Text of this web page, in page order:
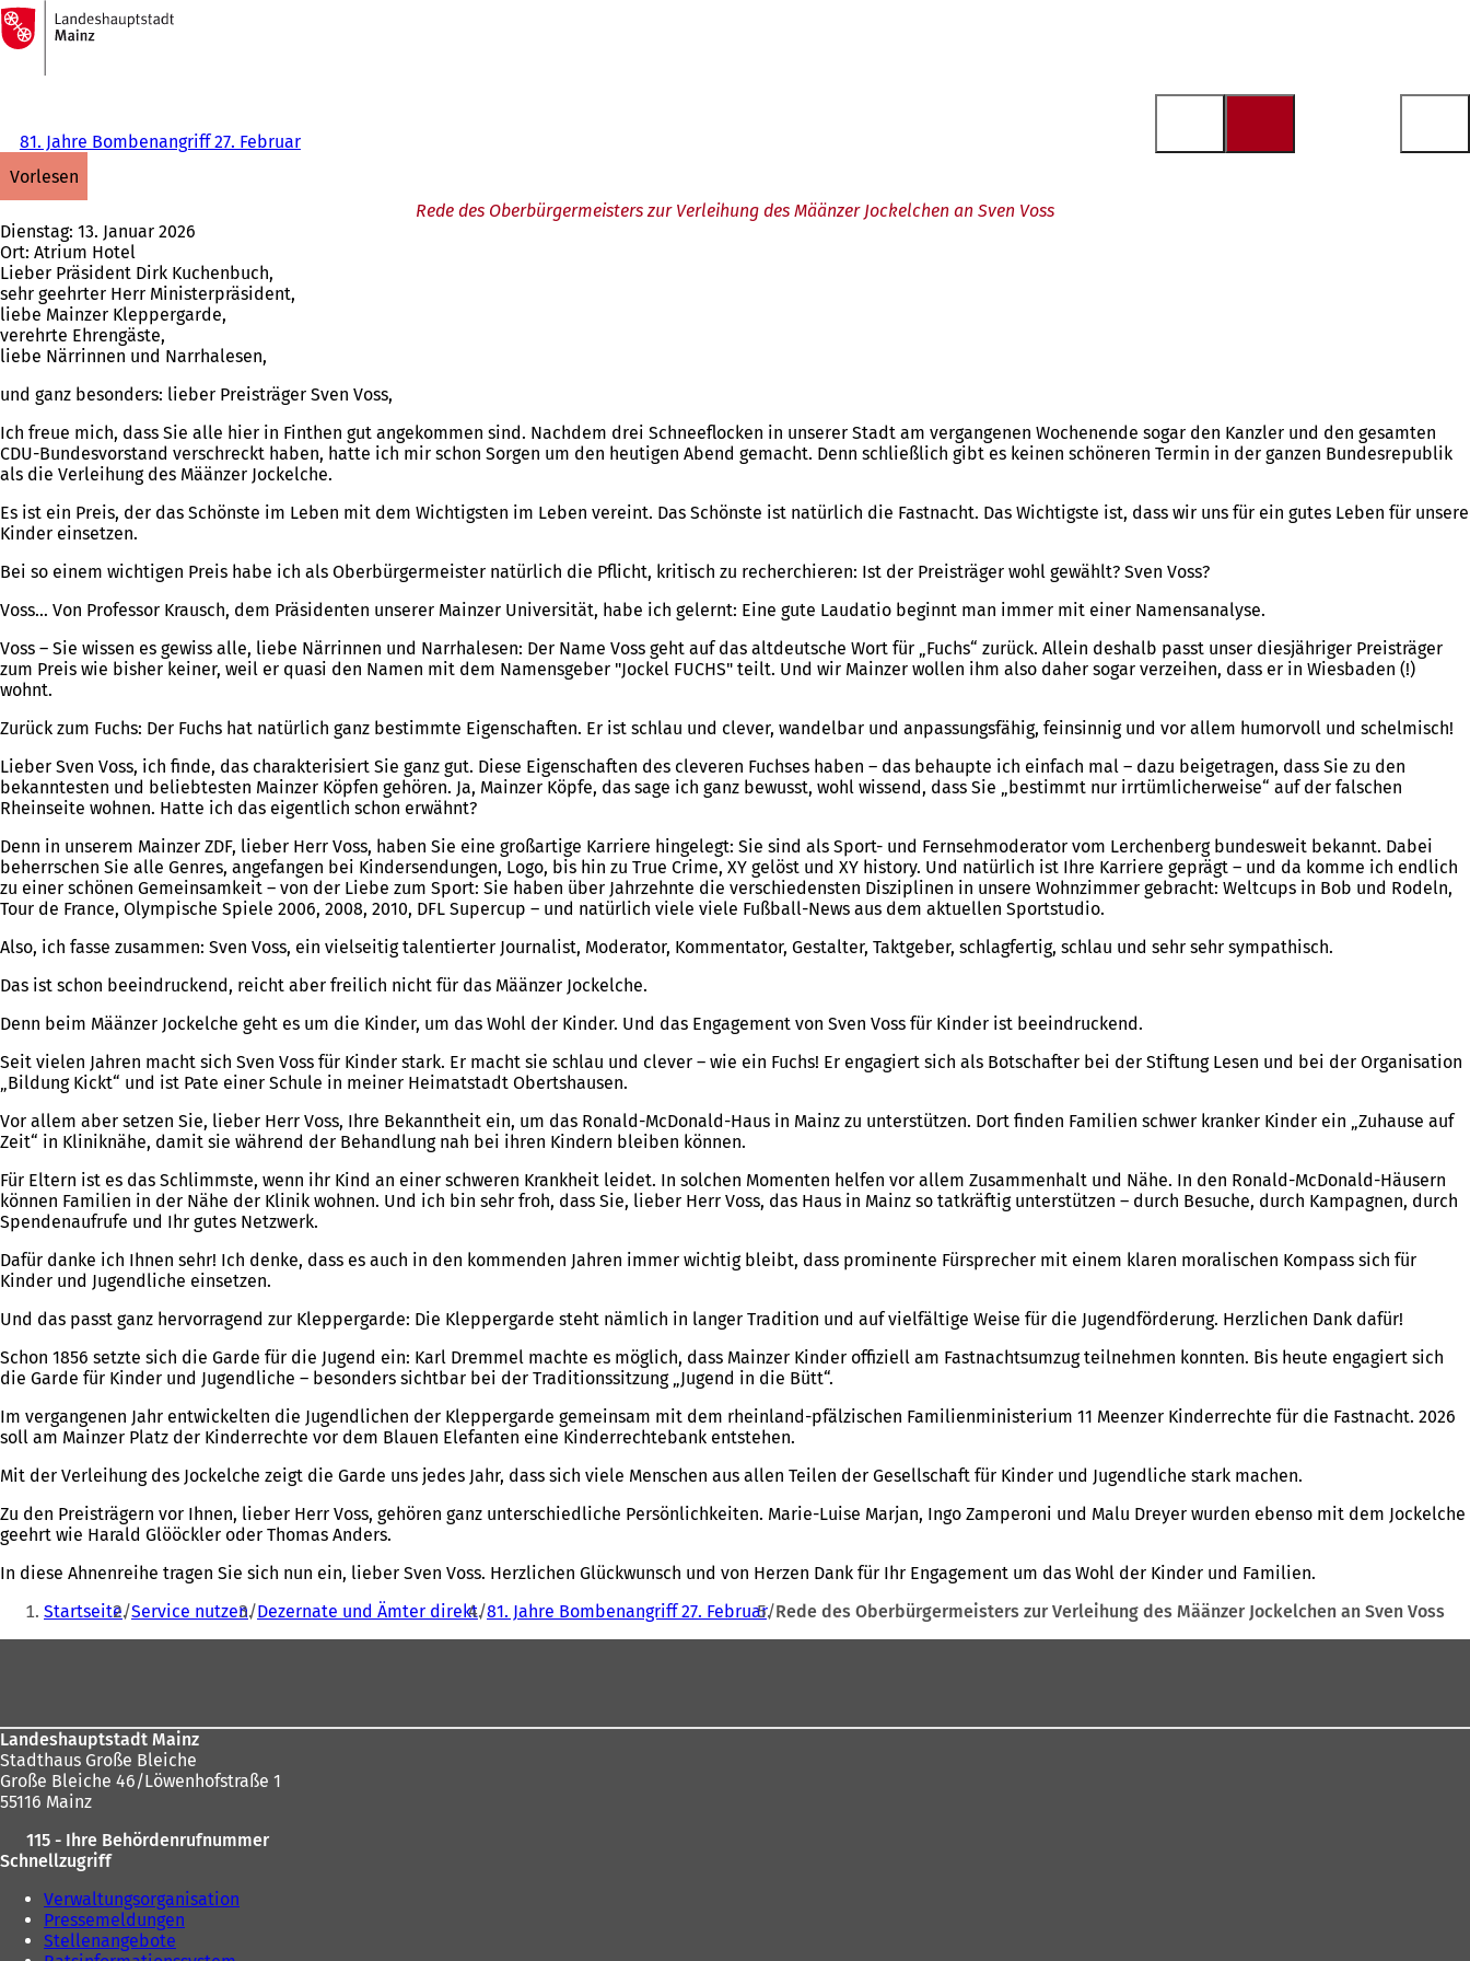
Inhalt anspringen
Zur
Startseite
81. Jahre Bombenangriff 27. Februar
vorlesen
Rede des Oberbürgermeisters zur Verleihung des Määnzer Jockelchen an Sven Voss
Dienstag: 13. Januar 2026
Ort: Atrium Hotel
Lieber Präsident Dirk Kuchenbuch,
sehr geehrter Herr Ministerpräsident,
liebe Mainzer Kleppergarde,
verehrte Ehrengäste,
liebe Närrinnen und Narrhalesen,
und ganz besonders: lieber Preisträger Sven Voss,
Ich freue mich, dass Sie alle hier in Finthen gut angekommen sind. Nachdem drei Schneeflocken in unserer Stadt am vergangenen Wochenende sogar den Kanzler und den gesamten
CDU-Bundesvorstand verschreckt haben, hatte ich mir schon Sorgen um den heutigen Abend gemacht. Denn schließlich gibt es keinen schöneren Termin in der ganzen Bundesrepublik
als die Verleihung des Määnzer Jockelche.
Es ist ein Preis, der das Schönste im Leben mit dem Wichtigsten im Leben vereint. Das Schönste ist natürlich die Fastnacht. Das Wichtigste ist, dass wir uns für ein gutes Leben für unsere
Kinder einsetzen.
Bei so einem wichtigen Preis habe ich als Oberbürgermeister natürlich die Pflicht, kritisch zu recherchieren: Ist der Preisträger wohl gewählt? Sven Voss?
Voss… Von Professor Krausch, dem Präsidenten unserer Mainzer Universität, habe ich gelernt: Eine gute Laudatio beginnt man immer mit einer Namensanalyse.
Voss – Sie wissen es gewiss alle, liebe Närrinnen und Narrhalesen: Der Name Voss geht auf das altdeutsche Wort für „Fuchs“ zurück. Allein deshalb passt unser diesjähriger Preisträger
zum Preis wie bisher keiner, weil er quasi den Namen mit dem Namensgeber "Jockel FUCHS" teilt. Und wir Mainzer wollen ihm also daher sogar verzeihen, dass er in Wiesbaden (!)
wohnt.
Zurück zum Fuchs: Der Fuchs hat natürlich ganz bestimmte Eigenschaften. Er ist schlau und clever, wandelbar und anpassungsfähig, feinsinnig und vor allem humorvoll und schelmisch!
Lieber Sven Voss, ich finde, das charakterisiert Sie ganz gut. Diese Eigenschaften des cleveren Fuchses haben – das behaupte ich einfach mal – dazu beigetragen, dass Sie zu den
bekanntesten und beliebtesten Mainzer Köpfen gehören. Ja, Mainzer Köpfe, das sage ich ganz bewusst, wohl wissend, dass Sie „bestimmt nur irrtümlicherweise“ auf der falschen
Rheinseite wohnen. Hatte ich das eigentlich schon erwähnt?
Denn in unserem Mainzer ZDF, lieber Herr Voss, haben Sie eine großartige Karriere hingelegt: Sie sind als Sport- und Fernsehmoderator vom Lerchenberg bundesweit bekannt. Dabei
beherrschen Sie alle Genres, angefangen bei Kindersendungen, Logo, bis hin zu True Crime, XY gelöst und XY history. Und natürlich ist Ihre Karriere geprägt – und da komme ich endlich
zu einer schönen Gemeinsamkeit – von der Liebe zum Sport: Sie haben über Jahrzehnte die verschiedensten Disziplinen in unsere Wohnzimmer gebracht: Weltcups in Bob und Rodeln,
Tour de France, Olympische Spiele 2006, 2008, 2010, DFL Supercup – und natürlich viele viele Fußball-News aus dem aktuellen Sportstudio.
Also, ich fasse zusammen: Sven Voss, ein vielseitig talentierter Journalist, Moderator, Kommentator, Gestalter, Taktgeber, schlagfertig, schlau und sehr sehr sympathisch.
Das ist schon beeindruckend, reicht aber freilich nicht für das Määnzer Jockelche.
Denn beim Määnzer Jockelche geht es um die Kinder, um das Wohl der Kinder. Und das Engagement von Sven Voss für Kinder ist beeindruckend.
Seit vielen Jahren macht sich Sven Voss für Kinder stark. Er macht sie schlau und clever – wie ein Fuchs! Er engagiert sich als Botschafter bei der Stiftung Lesen und bei der Organisation
„Bildung Kickt“ und ist Pate einer Schule in meiner Heimatstadt Obertshausen.
Vor allem aber setzen Sie, lieber Herr Voss, Ihre Bekanntheit ein, um das Ronald-McDonald-Haus in Mainz zu unterstützen. Dort finden Familien schwer kranker Kinder ein „Zuhause auf
Zeit“ in Kliniknähe, damit sie während der Behandlung nah bei ihren Kindern bleiben können.
Für Eltern ist es das Schlimmste, wenn ihr Kind an einer schweren Krankheit leidet. In solchen Momenten helfen vor allem Zusammenhalt und Nähe. In den Ronald-McDonald-Häusern
können Familien in der Nähe der Klinik wohnen. Und ich bin sehr froh, dass Sie, lieber Herr Voss, das Haus in Mainz so tatkräftig unterstützen – durch Besuche, durch Kampagnen, durch
Spendenaufrufe und Ihr gutes Netzwerk.
Dafür danke ich Ihnen sehr! Ich denke, dass es auch in den kommenden Jahren immer wichtig bleibt, dass prominente Fürsprecher mit einem klaren moralischen Kompass sich für
Kinder und Jugendliche einsetzen.
Und das passt ganz hervorragend zur Kleppergarde: Die Kleppergarde steht nämlich in langer Tradition und auf vielfältige Weise für die Jugendförderung. Herzlichen Dank dafür!
Schon 1856 setzte sich die Garde für die Jugend ein: Karl Dremmel machte es möglich, dass Mainzer Kinder offiziell am Fastnachtsumzug teilnehmen konnten. Bis heute engagiert sich
die Garde für Kinder und Jugendliche – besonders sichtbar bei der Traditionssitzung „Jugend in die Bütt“.
Im vergangenen Jahr entwickelten die Jugendlichen der Kleppergarde gemeinsam mit dem rheinland-pfälzischen Familienministerium 11 Meenzer Kinderrechte für die Fastnacht. 2026
soll am Mainzer Platz der Kinderrechte vor dem Blauen Elefanten eine Kinderrechtebank entstehen.
Mit der Verleihung des Jockelche zeigt die Garde uns jedes Jahr, dass sich viele Menschen aus allen Teilen der Gesellschaft für Kinder und Jugendliche stark machen.
Zu den Preisträgern vor Ihnen, lieber Herr Voss, gehören ganz unterschiedliche Persönlichkeiten. Marie-Luise Marjan, Ingo Zamperoni und Malu Dreyer wurden ebenso mit dem Jockelche
geehrt wie Harald Glööckler oder Thomas Anders.
In diese Ahnenreihe tragen Sie sich nun ein, lieber Sven Voss. Herzlichen Glückwunsch und von Herzen Dank für Ihr Engagement um das Wohl der Kinder und Familien.
Sie
befinden
Startseite Service nutzen Dezernate und Ämter direkt 81. Jahre Bombenangriff 27. Februar Rede des Oberbürgermeisters zur Verleihung des Määnzer Jockelchen an Sven Voss
Landeshauptstadt Mainz
Stadthaus Große Bleiche
Große Bleiche 46/Löwenhofstraße 1
55116 Mainz
115 - Ihre Behördenrufnummer
Schnellzugriff
Verwaltungsorganisation
Pressemeldungen
Stellenangebote